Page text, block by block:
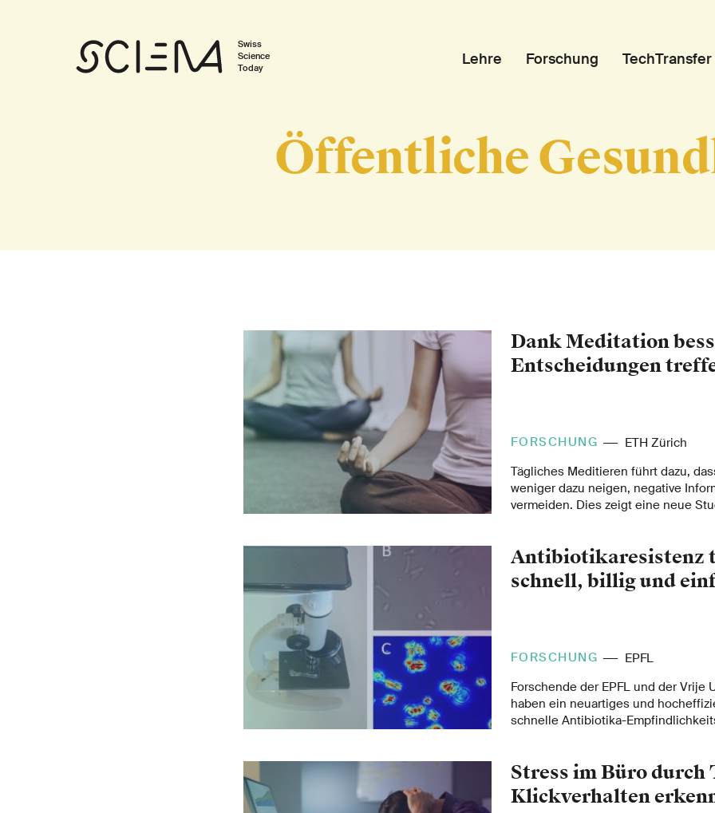
Swiss
Science
Today
Lehre Forschung TechTransfer
Öffentliche
Dank Meditation
Entscheidungen
FORSCHUNG
ETH Zürich
Tägliches Meditieren führt dazu,
weniger dazu neigen, negative
vermeiden. Dies zeigt eine neue
Antibiotikaresistenz
schnell, billig und
FORSCHUNG
EPFL
Forschende der EPFL und der Vrije
haben ein neuartiges und
schnelle Antibiotika-
schnell, empfindlich für einzelne
und erfordert nur ein einfaches
Lichtmikroskop, das mit einer
Stress im Büro durch
Klickverhalten